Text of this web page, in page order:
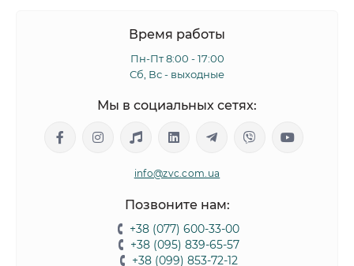
Время работы
Пн-Пт 8:00 - 17:00
Сб, Вс - выходные
Мы в социальных сетях:
info@zvc.com.ua
Позвоните нам:
+38 (077) 600-33-00
+38 (095) 839-65-57
+38 (099) 853-72-12